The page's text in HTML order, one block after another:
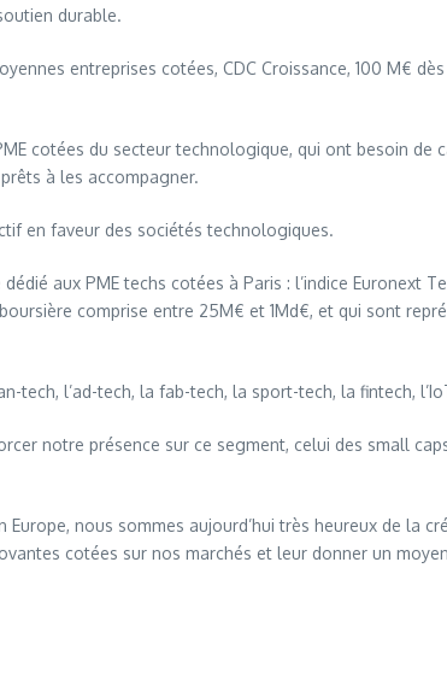
durable.
entreprises cotées, CDC Croissance, 100 M€
cotées du secteur technologique, qui ont besoin
à les accompagner.
en faveur des sociétés technologiques.
aux PME techs cotées à Paris : l’indice Euronext
comprise entre 25M€ et 1Md€, et qui sont
l’ad-tech, la fab-tech, la sport-tech, la fintech,
notre présence sur ce segment, celui des small
nous sommes aujourd’hui très heureux de la
cotées sur nos marchés et leur donner un